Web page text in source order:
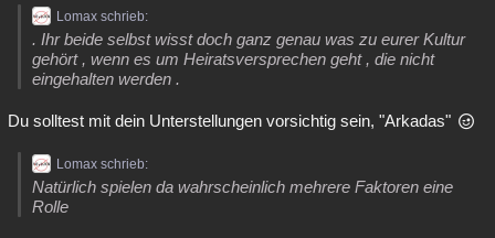
Lomax schrieb:
. Ihr beide selbst wisst doch ganz genau was zu eurer Kultur
gehört , wenn es um Heiratsversprechen geht , die nicht
eingehalten werden .
Du solltest mit dein Unterstellungen vorsichtig sein, "Arkadas"
Lomax schrieb:
Natürlich spielen da wahrscheinlich mehrere Faktoren eine
Rolle